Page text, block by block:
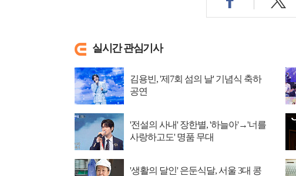
실시간 관심기사
김용빈, '제7회 섬의 날' 기념식 축하
공연
'전설의 사내' 장한별, '하늘아'→'너를
사랑하고도' 명품 무대
'생활의 달인' 은둔식달, 서울 3대 콩